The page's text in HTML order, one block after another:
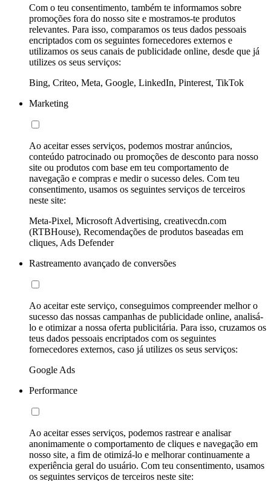
Com o teu consentimento, também te informamos sobre
promoções fora do nosso site e mostramos-te produtos
relevantes. Para isso, comparamos os teus dados pessoais
encriptados com os seguintes fornecedores externos e
utilizamos os seus canais de publicidade online, desde que já
utilizes os seus serviços:
Bing, Criteo, Meta, Google, LinkedIn, Pinterest, TikTok
Marketing
Ao aceitar esses serviços, podemos mostrar anúncios,
conteúdo patrocinado ou promoções de desconto para nosso
site ou produtos com base em teu comportamento de
navegação e compras e medir o sucesso deles. Com teu
consentimento, usamos os seguintes serviços de terceiros
neste site:
Meta-Pixel, Microsoft Advertising, creativecdn.com
(RTBHouse), Recomendações de produtos baseadas em
cliques, Ads Defender
Rastreamento avançado de conversões
Ao aceitar este serviço, conseguimos compreender melhor o
sucesso das nossas campanhas de publicidade online, analisá-
lo e otimizar a nossa oferta publicitária. Para isso, cruzamos os
teus dados pessoais encriptados com os seguintes
fornecedores externos, caso já utilizes os seus serviços:
Google Ads
Performance
Ao aceitar esses serviços, podemos rastrear e analisar
anonimamente o comportamento de cliques e navegação em
nosso site, a fim de otimizá-lo e melhorar continuamente a
experiência geral do usuário. Com teu consentimento, usamos
os seguintes serviços de terceiros neste site: